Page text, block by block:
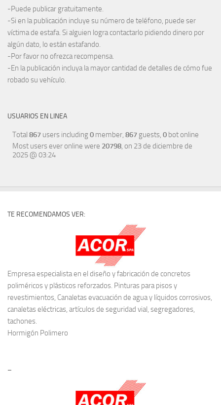
-Puede publicar gratuitamente.
-Si en la publicación incluye su número de teléfono, puede ser
víctima de estafa. Si alguien logra contactarlo pidiendo dinero por
algún dato, lo están estafando.
-Por favor no ofrezca recompensa.
-En la publicación incluya la mayor cantidad de detalles de cómo fue
robado su vehículo.
USUARIOS EN LINEA
Total 867 users including0 member, 867 guests, 0 bot online
Most users ever online were 20798, on 23 de diciembre de
2025 @ 03:24
TE RECOMENDAMOS VER:
Empresa especialista en el diseño y fabricación de concretos
poliméricos y plásticos reforzados. Pinturas para pisos y
revestimientos, Canaletas evacuación de agua y líquidos corrosivos,
canaletas eléctricas, artículos de seguridad vial, segregadores,
tachones.
Hormigón Polimero
–